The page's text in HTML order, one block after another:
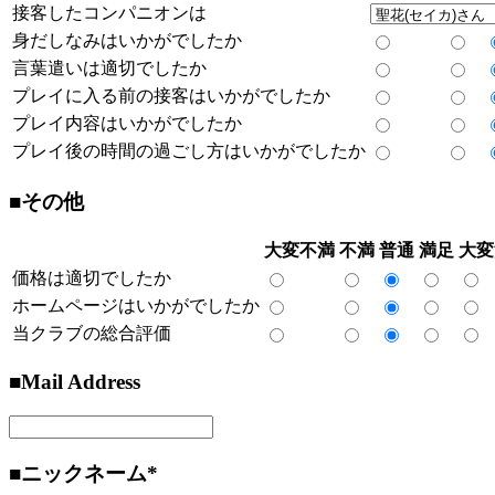
接客したコンパニオンは
身だしなみはいかがでしたか
言葉遣いは適切でしたか
プレイに入る前の接客はいかがでしたか
プレイ内容はいかがでしたか
プレイ後の時間の過ごし方はいかがでしたか
■その他
大変不満 不満 普通 満足 大
価格は適切でしたか
ホームページはいかがでしたか
当クラブの総合評価
■Mail Address
■ニックネーム*